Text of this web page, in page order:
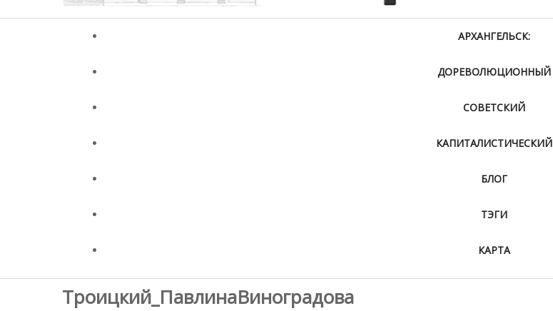
АРХАНГЕЛЬСК:
ДОРЕВОЛЮЦИОННЫЙ
СОВЕТСКИЙ
КАПИТАЛИСТИЧЕСКИЙ
БЛОГ
ТЭГИ
КАРТА
Троицкий_ПавлинаВиноградова